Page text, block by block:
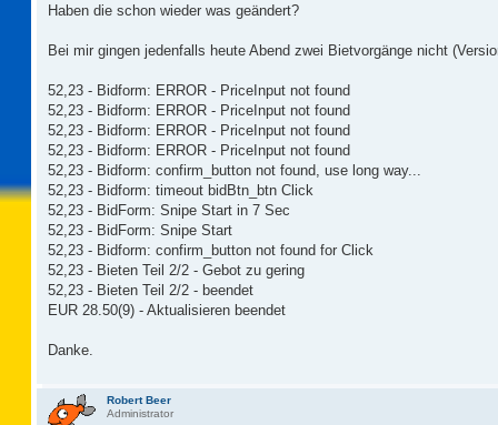
i
a
Haben die schon wieder was geändert?
Bei mir gingen jedenfalls heute Abend zwei Bietvorgänge nicht
52,23 - Bidform: ERROR - PriceInput not found
52,23 - Bidform: ERROR - PriceInput not found
52,23 - Bidform: ERROR - PriceInput not found
52,23 - Bidform: ERROR - PriceInput not found
52,23 - Bidform: confirm_button not found, use long way...
52,23 - Bidform: timeout bidBtn_btn Click
52,23 - BidForm: Snipe Start in 7 Sec
52,23 - BidForm: Snipe Start
52,23 - Bidform: confirm_button not found for Click
52,23 - Bieten Teil 2/2 - Gebot zu gering
52,23 - Bieten Teil 2/2 - beendet
EUR 28.50(9) - Aktualisieren beendet
Danke.
Robert Beer
Administrator